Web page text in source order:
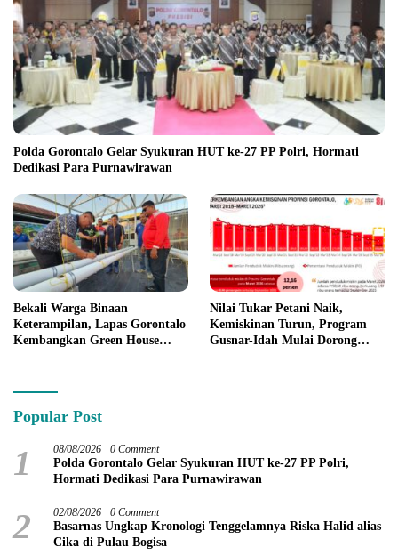
Polda Gorontalo Gelar Syukuran HUT ke-27 PP Polri, Hormati
Dedikasi Para Purnawirawan
Bekali Warga Binaan
Keterampilan, Lapas Gorontalo
Kembangkan Green House
Nilai Tukar Petani Naik,
Kemiskinan Turun, Program
Gusnar-Idah Mulai Dorong
Popular Post
1 08/08/2026 0 Comment
Polda Gorontalo Gelar Syukuran HUT ke-27 PP Polri,
Hormati Dedikasi Para Purnawirawan
2 02/08/2026 0 Comment
Basarnas Ungkap Kronologi Tenggelamnya Riska Halid alias
Cika di Pulau Bogisa